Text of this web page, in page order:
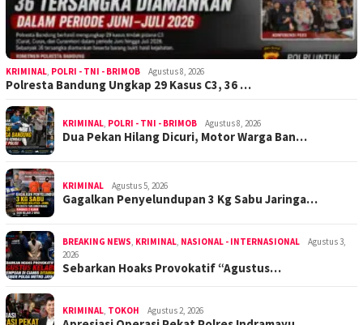
KRIMINAL, POLRI - TNI - BRIMOB Agustus 8, 2026
Polresta Bandung Ungkap 29 Kasus C3, 36 …
KRIMINAL, POLRI - TNI - BRIMOB Agustus 8, 2026
Dua Pekan Hilang Dicuri, Motor Warga Ban…
KRIMINAL Agustus 5, 2026
Gagalkan Penyelundupan 3 Kg Sabu Jaringa…
BREAKING NEWS, KRIMINAL, NASIONAL - INTERNASIONAL
Agustus 3,
2026
Sebarkan Hoaks Provokatif “Agustus…
KRIMINAL, TOKOH Agustus 2, 2026